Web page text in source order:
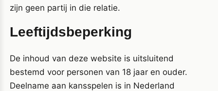
zijn geen partij in die relatie.
Leeftijdsbeperking
De inhoud van deze website is uitsluitend
bestemd voor personen van 18 jaar en ouder.
Deelname aan kansspelen is in Nederland